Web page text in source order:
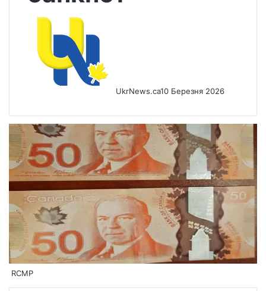
UkrNews.ca10 Березня 2026
RCMP